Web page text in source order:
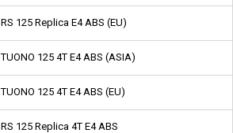
RS 125 Replica E4 ABS (EU)
TUONO 125 4T E4 ABS (ASIA)
TUONO 125 4T E4 ABS (EU)
RS 125 Replica 4T E4 ABS